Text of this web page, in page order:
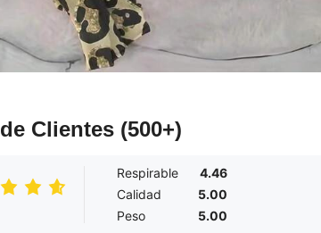
Clientes (500+)
Respirable
4.46
Calidad
5.00
Peso
5.00